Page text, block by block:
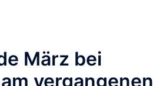
März bei
vergangenen